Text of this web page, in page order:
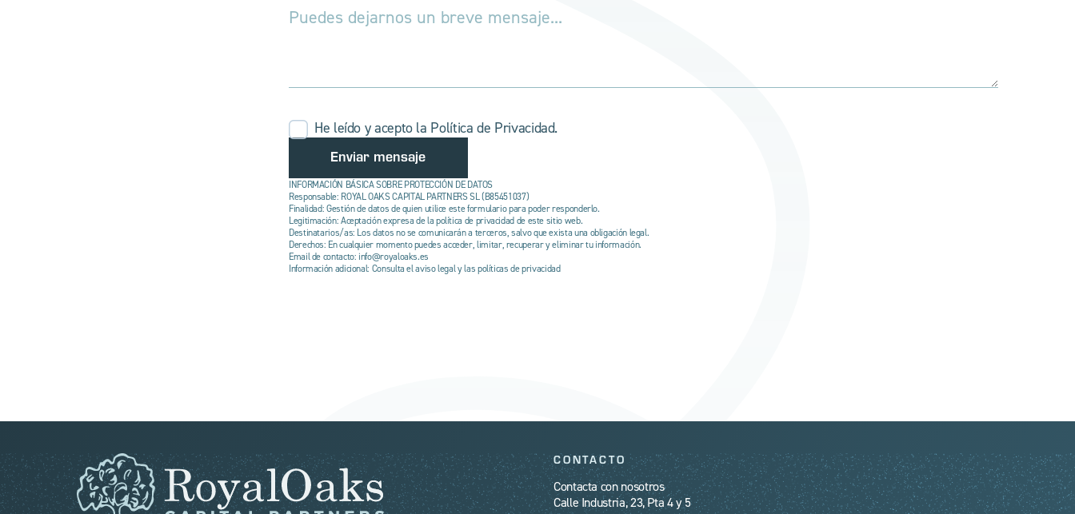
He leído y acepto la Política de Privacidad.
INFORMACIÓN BÁSICA SOBRE PROTECCIÓN DE DATOS
Responsable: ROYAL OAKS CAPITAL PARTNERS SL (B85451037)
Finalidad: Gestión de datos de quien utilice este formulario para poder responderlo.
Legitimación: Aceptación expresa de la política de privacidad de este sitio web.
Destinatarios/as: Los datos no se comunicarán a terceros, salvo que exista una obligación legal.
Derechos: En cualquier momento puedes acceder, limitar, recuperar y eliminar tu información.
Email de contacto: info@‌royaloaks.es
Información adicional: Consulta el aviso legal y las políticas de privacidad
CONTACTO
Contacta con nosotros
Calle Industria, 23, Pta 4 y 5